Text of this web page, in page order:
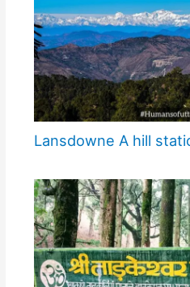
Lansdowne A hill